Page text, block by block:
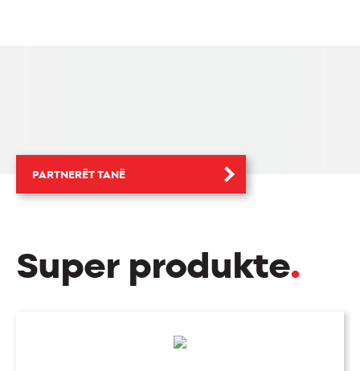
PARTNERËT TANË
Super produkte.